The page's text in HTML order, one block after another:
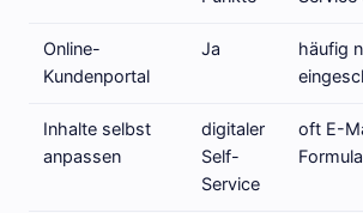
Online-
Kundenportal
Ja
häufig
Inhalte selbst
anpassen
digitaler
Self-
Service
oft E-